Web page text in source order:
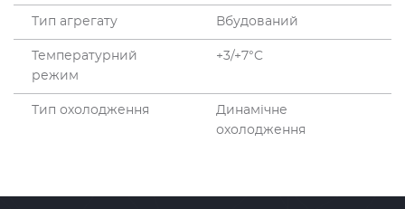
Тип агрегату Вбудований
Температурний
режим
+3/+7°C
Тип охолодження
Динамічне
охолодження